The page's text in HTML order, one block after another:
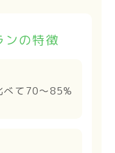
ンの特徴
べて70〜85%